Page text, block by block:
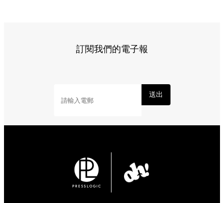
訂閱我們的電子報
送出